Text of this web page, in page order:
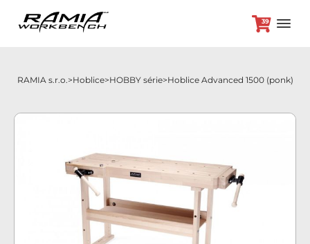
39
Hoblice
Příslušenství
Odložená platba
Akční nabídka
RAMIA s.r.o. Hoblice HOBBY série Hoblice Advanced 1500 (ponk)